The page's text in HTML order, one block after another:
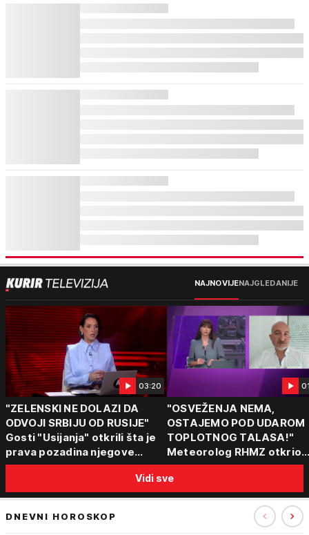
NAJNOVIJENAJGLEDANIJE
03:20
"ZELENSKI NE DOLAZI DA
ODVOJI SRBIJU OD RUSIJE"
Gosti "Usijanja" otkrili šta je
prava pozadina njegove
posete Beogradu
"OSVEŽENJA NEMA,
OSTAJEMO POD UDAROM
TOPLOTNOG TALASA!"
Meteorolog RHMZ otkrio
kakvo vreme nas čeka do
kraja avgusta
Vidi sve
DNEVNI HOROSKOP